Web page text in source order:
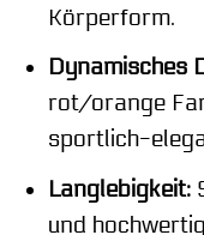
Körperform.
Dynamisches
rot/orange
sportlich-
Langlebigkeit:
und